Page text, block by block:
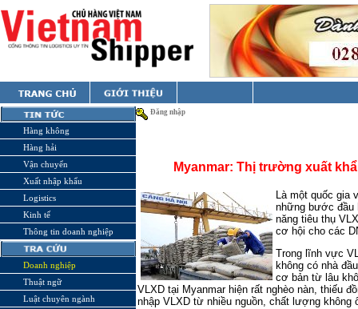
Hàng không
Hàng hải
Vận chuyển
Xuất nhập khẩu
Logistics
Kinh tế
Thông tin doanh nghiệp
Doanh nghiệp
Thuật ngữ
Luật chuyên ngành
Đăng nhập
Myanmar: Thị trường xuất
Là một quốc gia
những bước đầu
năng tiêu thụ
cơ hội cho các
Trong lĩnh vực
không có nhà
cơ bản từ lâu
VLXD tại Myanmar hiện rất nghèo nàn, thiếu
nhập VLXD từ nhiều nguồn, chất lượng không